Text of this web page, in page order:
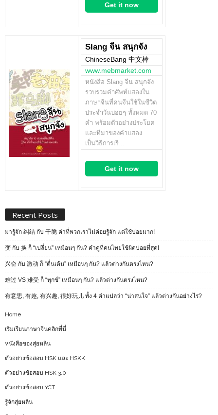
Get it now
Slang จีน สนุกจัง
ChineseBang 中文棒
www.mebmarket.com
หนังสือ Slang จีน สนุกจัง
รวบรวมคำศัพท์แสลงใน
ภาษาจีนที่คนจีนใช้ในชีวิต
ประจำวันบ่อยๆ ทั้งหมด 70
คำ พร้อมตัวอย่างประโยค
และที่มาของคำแสลง
เป็นวิธีการเรี…
Get it now
Recent Posts
มารู้จัก 纠结 กับ 干脆 คำที่พวกเราไม่ค่อยรู้จัก แต่ใช้บ่อยมาก!
变 กับ 换 ก็ “เปลี่ยน” เหมือนๆ กัน? คำคู่ที่คนไทยใช้ผิดบ่อยที่สุด!
兴奋 กับ 激动 ก็ “ตื่นเต้น” เหมือนๆ กัน? แล้วต่างกันตรงไหน?
难过 VS 难受 ก็ “ทุกข์” เหมือนๆ กัน? แล้วต่างกันตรงไหน?
有意思, 有趣, 有兴趣, 很好玩儿 ทั้ง 4 คำแปลว่า “น่าสนใจ” แล้วต่างกันอย่างไร?
Home
เริ่มเรียนภาษาจีนคลิกที่นี่
หนังสือของสุ่ยหลิน
ตัวอย่างข้อสอบ HSK และ HSKK
ตัวอย่างข้อสอบ HSK 3.0
ตัวอย่างข้อสอบ YCT
รู้จักสุ่ยหลิน